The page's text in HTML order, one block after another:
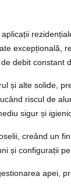
excepțională,
debit constant
și alte solide,
riscul de
sigur și
creând un
și configurații
apei,